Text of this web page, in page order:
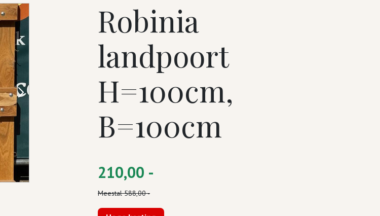
Robinia
landpoort
H=100cm,
B=100cm
210,00 -
Meestal588,00 -